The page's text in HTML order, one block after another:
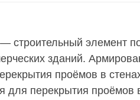
строительный элемент
зданий.
проёмов в
перекрытия проёмов